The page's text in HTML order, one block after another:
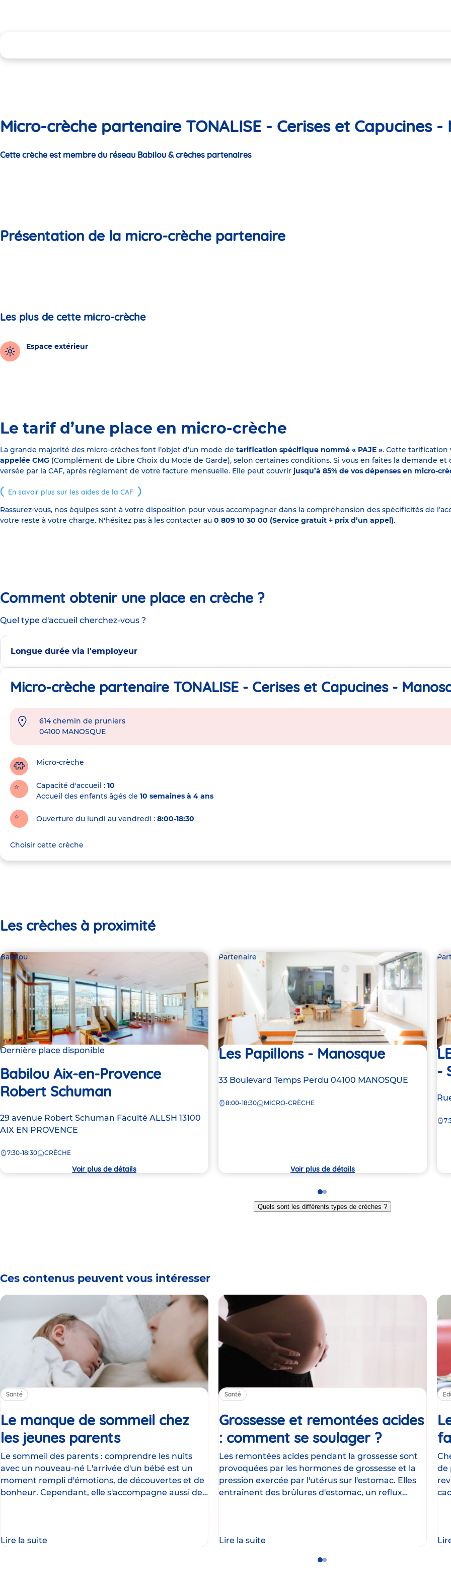
Micro-crèche partenaire TONALISE - Cerises et Capucines -
Cette crèche est membre du réseau Babilou & crèches partenaires
Présentation de la micro-crèche partenaire
Les plus de cette micro-crèche
Espace extérieur
Le tarif d’une place en micro-crèche
La grande majorité des micro-crèches font l’objet d’un mode de tarification spécifique nommé « PAJE ». Cette
appelée CMG (Complément de Libre Choix du Mode de Garde), selon certaines conditions. Si vous en faites la demande
versée par la CAF, après règlement de votre facture mensuelle. Elle peut couvrir jusqu’à 85% de vos dépenses en micro-
En savoir plus sur les aides de la CAF
Rassurez-vous, nos équipes sont à votre disposition pour vous accompagner dans la compréhension des spécificités de
votre reste à votre charge. N'hésitez pas à les contacter au 0 809 10 30 00 (Service gratuit + prix d’un appel).
Comment obtenir une place en crèche ?
Quel type d'accueil cherchez-vous ?
Longue durée via l'employeur
Micro-crèche partenaire TONALISE - Cerises et Capucines -
Adresse
crèche
614 chemin de pruniers
04100 MANOSQUE
Micro-crèche
Capacité d'accueil
10
Accueil des enfants âgés de 10 semaines à 4 ans
Ouverture du lundi au vendredi : 8:00-18:30
Choisir cette crèche
Les crèches à proximité
Babilou
Dernière place disponible
Babilou Aix-en-Provence
Robert Schuman
Adresse
de
crèche
29 avenue Robert Schuman Faculté ALLSH 13100
AIX EN PROVENCE
7:30-18:30 CRÈCHE
Voir plus de détails
Partenaire
Les Papillons - Manosque
Adresse
la
33 Boulevard Temps Perdu 04100 MANOSQUE
8:00-18:30 MICRO-CRÈCHE
Voir plus de détails
-
la
Go
to
slide
Go
to
slide
Quels sont les différents types de crèches ?
Ces contenus peuvent vous intéresser
Santé
Le manque de sommeil chez
les jeunes parentsArticle
Le sommeil des parents : comprendre les nuits
avec un nouveau-né L'arrivée d'un bébé est un
moment rempli d'émotions, de découvertes et de
bonheur. Cependant, elle s'accompagne aussi de
Lire la suite
Santé
Grossesse et remontées acides
: comment se soulager ?Article
Les remontées acides pendant la grossesse sont
provoquées par les hormones de grossesse et la
pression exercée par l'utérus sur l'estomac. Elles
entraînent des brûlures d'estomac, un reflux
Lire la suite
de
GoGo